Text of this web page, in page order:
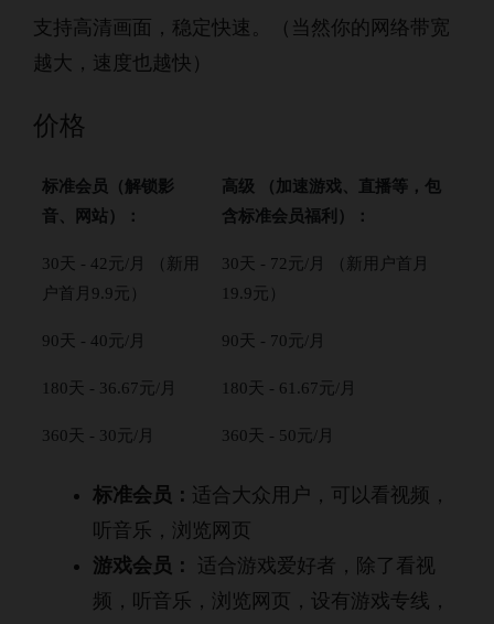
支持高清画面，稳定快速。（当然你的网络带宽
越大，速度也越快）
价格
标准会员（解锁影
音、网站）：
高级 （加速游戏、直播等，包
含标准会员福利）：
30天 - 42元/月 （新用
户首月9.9元）
30天 - 72元/月 （新用户首月
19.9元）
90天 - 40元/月 90天 - 70元/月
180天 - 36.67元/月 180天 - 61.67元/月
360天 - 30元/月 360天 - 50元/月
标准会员： 适合大众用户，可以看视频，
听音乐，浏览网页
游戏会员： 适合游戏爱好者，除了看视
频，听音乐，浏览网页，设有游戏专线，